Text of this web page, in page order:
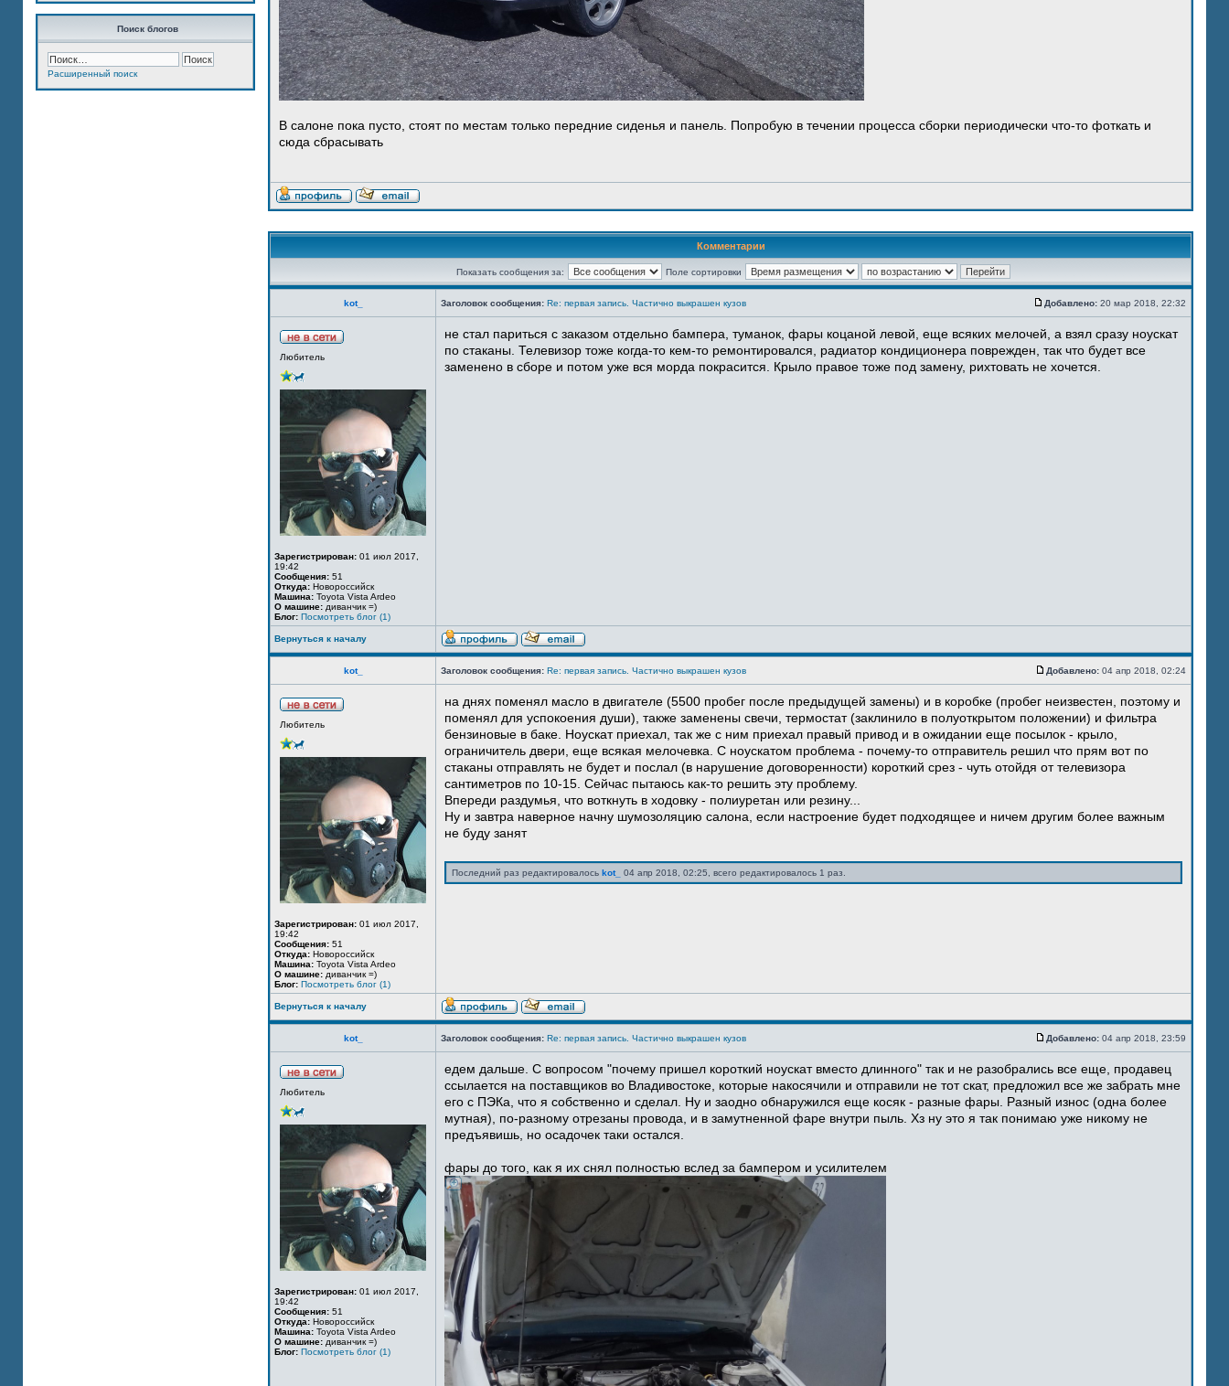
Поиск блогов
Расширенный поиск
В салоне пока пусто, стоят по местам только передние сиденья и панель. Попробую в течении процесса сборки периодически что-то фоткать и
сюда сбрасывать
Комментарии
Показать сообщения за: Поле сортировки
kot_ Заголовок сообщения: Re: первая запись. Частично выкрашен кузов Добавлено: 20 мар 2018, 22:32
Любитель
Зарегистрирован: 01 июл 2017,
19:42
Сообщения: 51
Откуда: Новороссийск
Машина: Toyota Vista Ardeo
О машине: диванчик =)
Блог: Посмотреть блог (1)
не стал париться с заказом отдельно бампера, туманок, фары коцаной левой, еще всяких мелочей, а взял сразу ноускат
по стаканы. Телевизор тоже когда-то кем-то ремонтировался, радиатор кондиционера поврежден, так что будет все
заменено в сборе и потом уже вся морда покрасится. Крыло правое тоже под замену, рихтовать не хочется.
Вернуться к началу
kot_ Заголовок сообщения: Re: первая запись. Частично выкрашен кузов Добавлено: 04 апр 2018, 02:24
Любитель
Зарегистрирован: 01 июл 2017,
19:42
Сообщения: 51
Откуда: Новороссийск
Машина: Toyota Vista Ardeo
О машине: диванчик =)
Блог: Посмотреть блог (1)
на днях поменял масло в двигателе (5500 пробег после предыдущей замены) и в коробке (пробег неизвестен, поэтому и
поменял для успокоения души), также заменены свечи, термостат (заклинило в полуоткрытом положении) и фильтра
бензиновые в баке. Ноускат приехал, так же с ним приехал правый привод и в ожидании еще посылок - крыло,
ограничитель двери, еще всякая мелочевка. С ноускатом проблема - почему-то отправитель решил что прям вот по
стаканы отправлять не будет и послал (в нарушение договоренности) короткий срез - чуть отойдя от телевизора
сантиметров по 10-15. Сейчас пытаюсь как-то решить эту проблему.
Впереди раздумья, что воткнуть в ходовку - полиуретан или резину...
Ну и завтра наверное начну шумозоляцию салона, если настроение будет подходящее и ничем другим более важным
не буду занят
Последний раз редактировалось kot_ 04 апр 2018, 02:25, всего редактировалось 1 раз.
Вернуться к началу
kot_ Заголовок сообщения: Re: первая запись. Частично выкрашен кузов Добавлено: 04 апр 2018, 23:59
Любитель
Зарегистрирован: 01 июл 2017,
19:42
Сообщения: 51
Откуда: Новороссийск
Машина: Toyota Vista Ardeo
О машине: диванчик =)
Блог: Посмотреть блог (1)
едем дальше. С вопросом "почему пришел короткий ноускат вместо длинного" так и не разобрались все еще, продавец
ссылается на поставщиков во Владивостоке, которые накосячили и отправили не тот скат, предложил все же забрать мне
его с ПЭКа, что я собственно и сделал. Ну и заодно обнаружился еще косяк - разные фары. Разный износ (одна более
мутная), по-разному отрезаны провода, и в замутненной фаре внутри пыль. Хз ну это я так понимаю уже никому не
предъявишь, но осадочек таки остался.
фары до того, как я их снял полностью вслед за бампером и усилителем